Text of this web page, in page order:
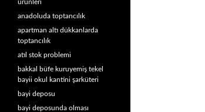
ürünleri
anadoluda toptancılık
apartman altı dükkanlarda
toptancılık
atıl stok problemi
bakkal büfe kuruyemiş tekel
bayii okul kantini şarküteri
bayi deposu
bayi deposunda olması